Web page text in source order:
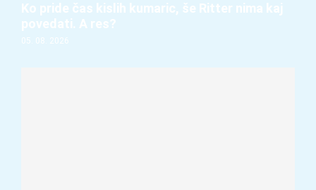
Ko pride čas kislih kumaric, še Ritter nima kaj
povedati. A res?
05. 08. 2026